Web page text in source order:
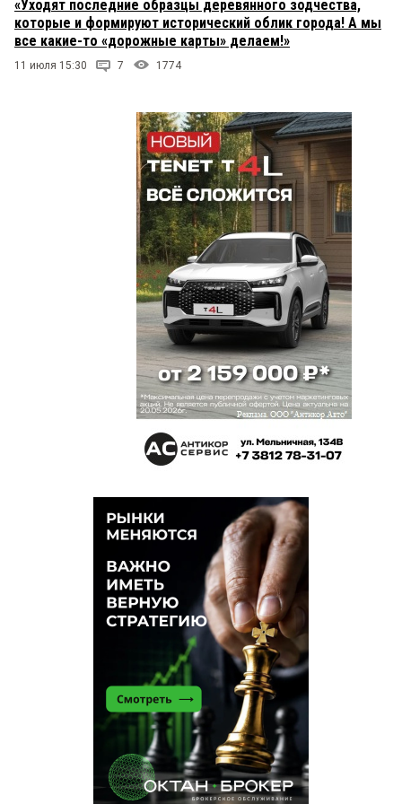
«Уходят последние образцы деревянного зодчества,
которые и формируют исторический облик города! А мы
все какие-то «дорожные карты» делаем!»
11 июля 15:30 7 1774